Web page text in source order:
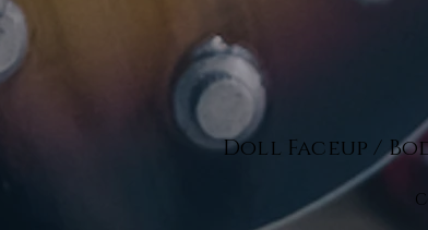
Doll Faceup /